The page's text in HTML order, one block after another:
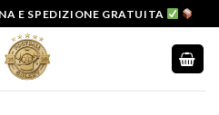
E SPEDIZIONE GRATUITA